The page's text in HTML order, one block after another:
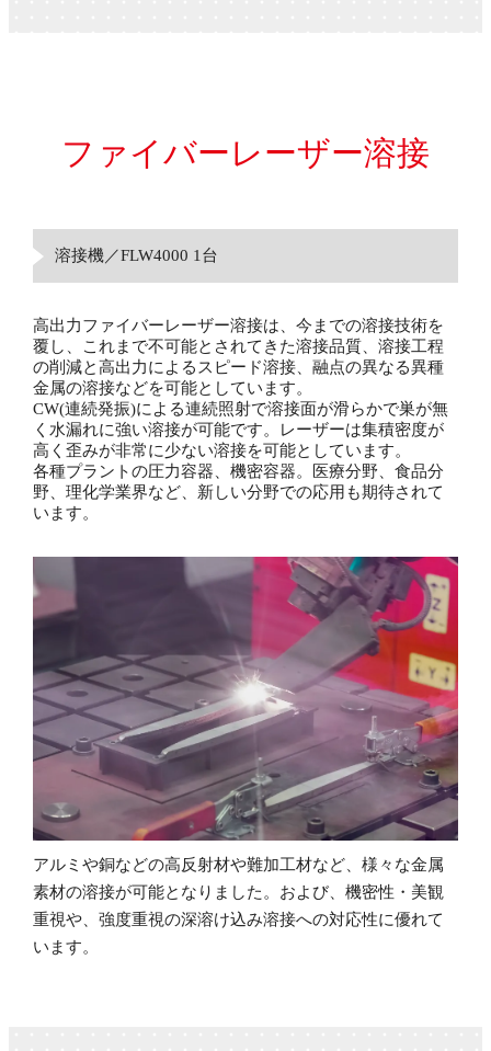
ファイバーレーザー溶接
溶接機／FLW4000 1台
高出力ファイバーレーザー溶接は、今までの溶接技術を
覆し、これまで不可能とされてきた溶接品質、溶接工程
の削減と高出力によるスピード溶接、融点の異なる異種
金属の溶接などを可能としています。
CW(連続発振)による連続照射で溶接面が滑らかで巣が無
く水漏れに強い溶接が可能です。レーザーは集積密度が
高く歪みが非常に少ない溶接を可能としています。
各種プラントの圧力容器、機密容器。医療分野、食品分
野、理化学業界など、新しい分野での応用も期待されて
います。
アルミや銅などの高反射材や難加工材など、様々な金属
素材の溶接が可能となりました。および、機密性・美観
重視や、強度重視の深溶け込み溶接への対応性に優れて
います。